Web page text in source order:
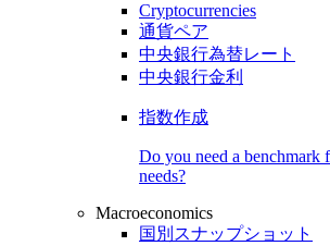
Cryptocurrencies
通貨ペア
中央銀行為替レート
中央銀行金利
指数作成
Do you need a benchmark
needs?
Macroeconomics
国別スナップショット